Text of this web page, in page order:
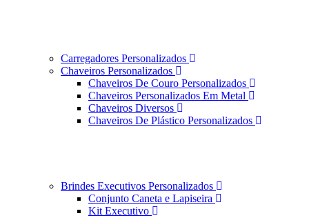
Carregadores Personalizados
Chaveiros Personalizados
Chaveiros De Couro Personalizados
Chaveiros Personalizados Em Metal
Chaveiros Diversos
Chaveiros De Plástico Personalizados
Brindes Executivos Personalizados
Conjunto Caneta e Lapiseira
Kit Executivo